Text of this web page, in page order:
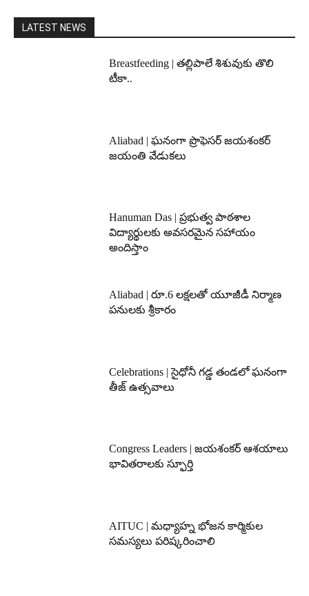
LATEST NEWS
Breastfeeding | తల్లిపాలే శిశువుకు తొలి
టీకా..
Aliabad | ఘనంగా ప్రొఫెసర్ జయశంకర్
జయంతి వేడుకలు
Hanuman Das | ప్రభుత్వ పాఠశాల
విద్యార్థులకు అవసరమైన సహాయం
అందిస్తాం
Aliabad | రూ.6 లక్షలతో యూజీడీ నిర్మాణ
పనులకు శ్రీకారం
Celebrations | సైధోనీ గడ్డ తండలో ఘనంగా
తీజ్ ఉత్సవాలు
Congress Leaders | జయశంకర్ ఆశయాలు
భావితరాలకు స్ఫూర్తి
AITUC | మధ్యాహ్న భోజన కార్మికుల
సమస్యలు పరిష్కరించాలి